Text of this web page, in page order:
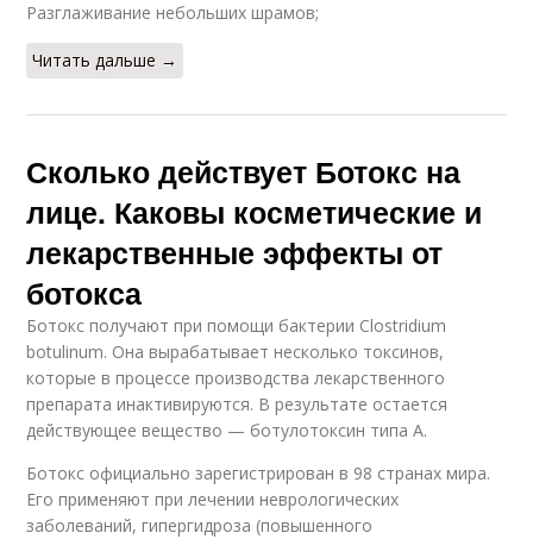
Разглаживание небольших шрамов;
Читать дальше →
Сколько действует Ботокс на
лице. Каковы косметические и
лекарственные эффекты от
ботокса
Ботокс получают при помощи бактерии Clostridium
botulinum. Она вырабатывает несколько токсинов,
которые в процессе производства лекарственного
препарата инактивируются. В результате остается
действующее вещество — ботулотоксин типа А.
Ботокс официально зарегистрирован в 98 странах мира.
Его применяют при лечении неврологических
заболеваний, гипергидроза (повышенного